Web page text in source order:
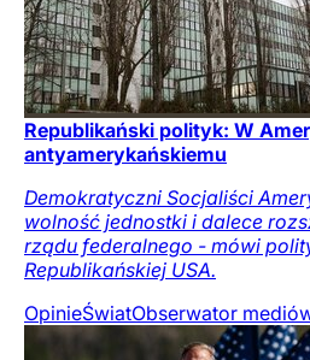
Republikański polityk: W
antyamerykańskiemu
Demokratyczni Socjaliści
wolność jednostki i dalece
rządu federalnego - mówi
Republikańskiej USA.
OpinieŚwiatObserwator